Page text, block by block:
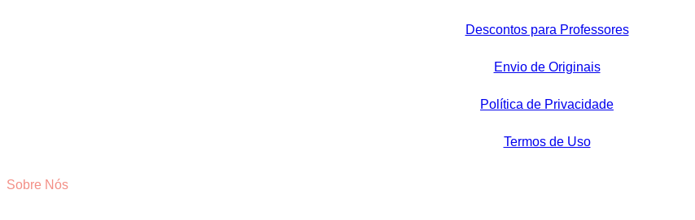
Descontos para Professores
Envio de Originais
Política de Privacidade
Termos de Uso
Sobre Nós